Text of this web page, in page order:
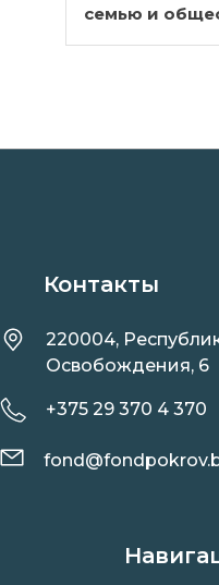
семью и
Контакты
220004,
Освобождения, 6
+375 29 370 4 370